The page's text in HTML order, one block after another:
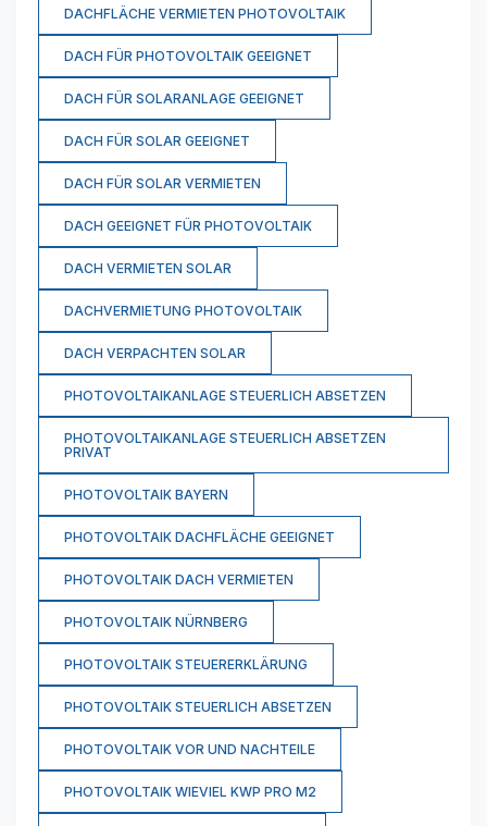
DACHFLÄCHE VERMIETEN PHOTOVOLTAIK
DACH FÜR PHOTOVOLTAIK GEEIGNET
DACH FÜR SOLARANLAGE GEEIGNET
DACH FÜR SOLAR GEEIGNET
DACH FÜR SOLAR VERMIETEN
DACH GEEIGNET FÜR PHOTOVOLTAIK
DACH VERMIETEN SOLAR
DACHVERMIETUNG PHOTOVOLTAIK
DACH VERPACHTEN SOLAR
PHOTOVOLTAIKANLAGE STEUERLICH ABSETZEN
PHOTOVOLTAIKANLAGE STEUERLICH ABSETZEN
PRIVAT
PHOTOVOLTAIK BAYERN
PHOTOVOLTAIK DACHFLÄCHE GEEIGNET
PHOTOVOLTAIK DACH VERMIETEN
PHOTOVOLTAIK NÜRNBERG
PHOTOVOLTAIK STEUERERKLÄRUNG
PHOTOVOLTAIK STEUERLICH ABSETZEN
PHOTOVOLTAIK VOR UND NACHTEILE
PHOTOVOLTAIK WIEVIEL KWP PRO M2